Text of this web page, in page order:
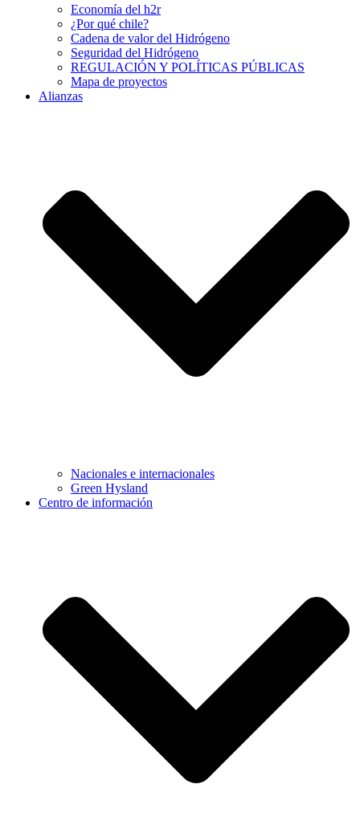
Economía del h2r
¿Por qué chile?
Cadena de valor del Hidrógeno
Seguridad del Hidrógeno
REGULACIÓN Y POLÍTICAS PÚBLICAS
Mapa de proyectos
Alianzas
Nacionales e internacionales
Green Hysland
Centro de información